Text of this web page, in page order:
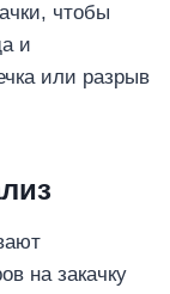
чтобы
и
или разрыв
на закачку